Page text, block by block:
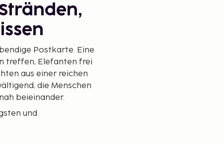
Postkarte. Eine
treffen, Elefanten frei
aus einer reichen
die Menschen
beieinander.
und